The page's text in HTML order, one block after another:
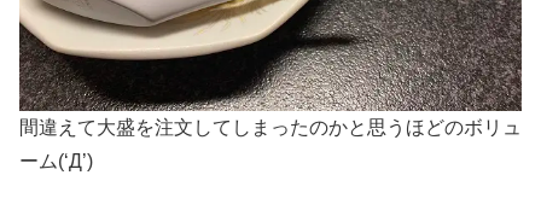
間違えて大盛を注文してしまったのかと思うほどのボリュ
ーム(‘Д’)